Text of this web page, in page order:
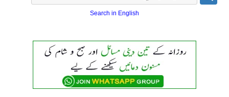
Search in English